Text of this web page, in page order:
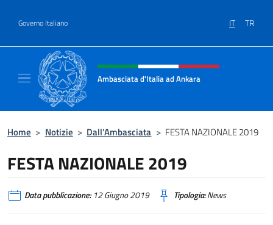
Governo Italiano IT TR
Intestazione sito, social e menù
Ambasciata d'Italia ad Ankara
Home > Notizie > Dall’Ambasciata > FESTA NAZIONALE 2019
FESTA NAZIONALE 2019
Data pubblicazione:12 Giugno 2019 Tipologia:News